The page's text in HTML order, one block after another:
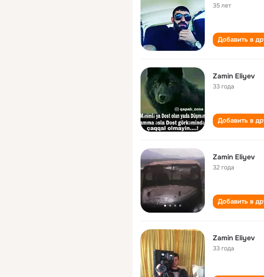
35 лет
Добавить в
Zamin Eliyev
33 года
Добавить в
Zamin Eliyev
32 года
Добавить в
Zamin Eliyev
33 года